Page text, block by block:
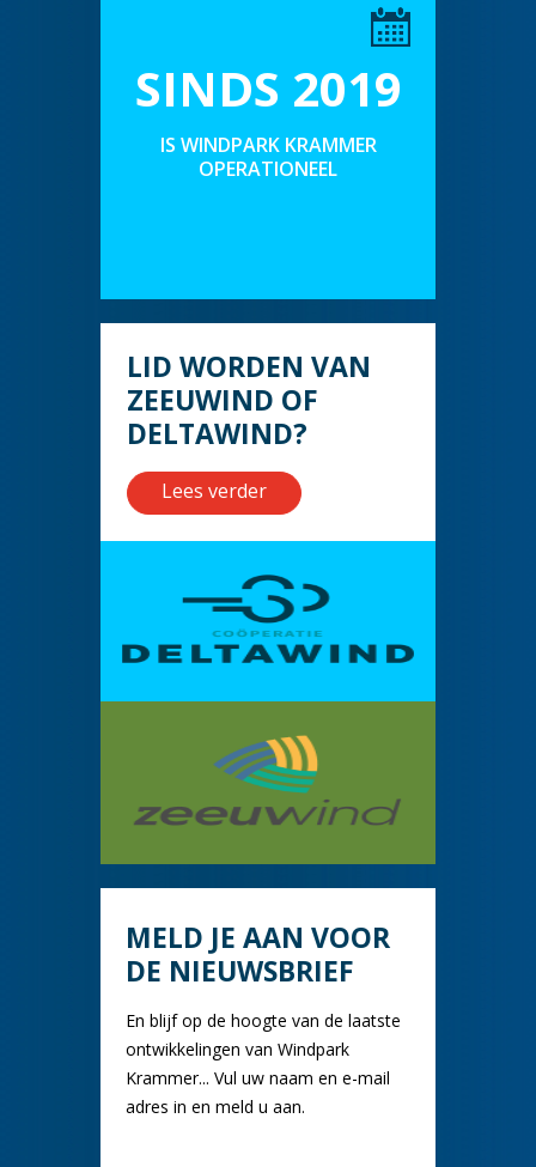
SINDS 2019
IS WINDPARK KRAMMER
OPERATIONEEL
LID WORDEN VAN
ZEEUWIND OF
DELTAWIND?
Lees verder
MELD JE AAN VOOR
DE NIEUWSBRIEF
En blijf op de hoogte van de laatste
ontwikkelingen van Windpark
Krammer... Vul uw naam en e-mail
adres in en meld u aan.